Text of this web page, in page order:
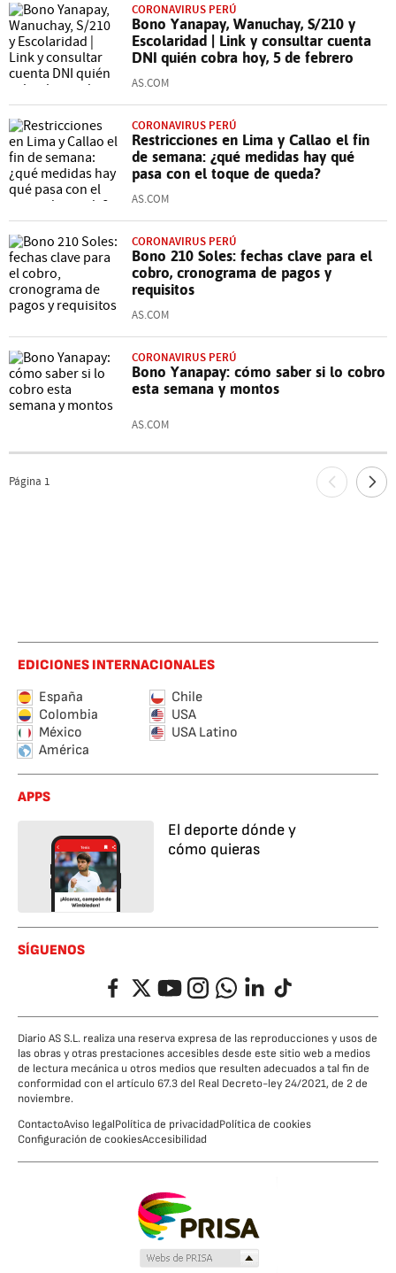
CORONAVIRUS PERÚ
Bono Yanapay, Wanuchay, S/210 y
Escolaridad | Link y consultar cuenta
DNI quién cobra hoy, 5 de febrero
AS.COM
CORONAVIRUS PERÚ
Restricciones en Lima y Callao el fin
de semana: ¿qué medidas hay qué
pasa con el toque de queda?
AS.COM
CORONAVIRUS PERÚ
Bono 210 Soles: fechas clave para el
cobro, cronograma de pagos y
requisitos
AS.COM
CORONAVIRUS PERÚ
Bono Yanapay: cómo saber si lo cobro
esta semana y montos
AS.COM
Página 1
EDICIONES INTERNACIONALES
España
Chile
Colombia
USA
México
USA Latino
América
APPS
El deporte dónde y
cómo quieras
SÍGUENOS
FacebookTwitterYouTubeInstagramWhatsappLinkedIn
TikTok
Diario AS S.L. realiza una reserva expresa de las reproducciones y usos de
las obras y otras prestaciones accesibles desde este sitio web a medios
de lectura mecánica u otros medios que resulten adecuados a tal fin de
conformidad con el artículo 67.3 del Real Decreto-ley 24/2021, de 2 de
noviembre.
ContactoAviso legalPolítica de privacidadPolítica de cookies
Configuración de cookiesAccesibilidad